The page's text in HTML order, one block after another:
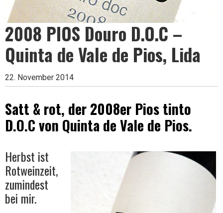
kurz
für
schlechten
Wein
2008 PIOS Douro D.O.C –
Quinta de Vale de Pios, Lida
22. November 2014
Satt & rot, der 2008er Pios tinto
D.O.C von Quinta de Vale de Pios.
Herbst ist
Rotweinzeit,
zumindest
bei mir.